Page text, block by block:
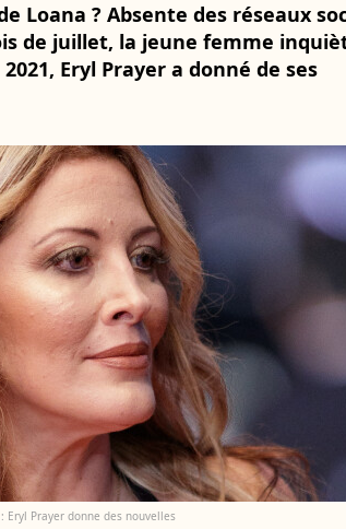
Loana ? Absente des réseaux
de juillet, la jeune femme
Eryl Prayer a donné de ses
Eryl Prayer donne des nouvelles